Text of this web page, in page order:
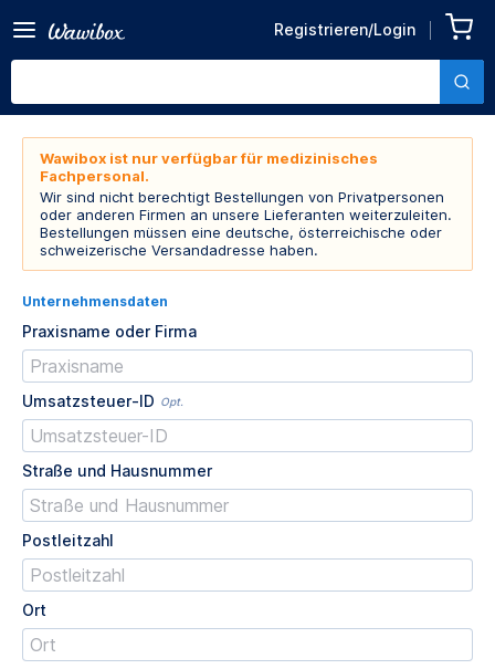
Registrieren/Login
Wawibox ist nur verfügbar für medizinisches
Fachpersonal.
Wir sind nicht berechtigt Bestellungen von Privatpersonen
oder anderen Firmen an unsere Lieferanten weiterzuleiten.
Bestellungen müssen eine deutsche, österreichische oder
schweizerische Versandadresse haben.
Unternehmensdaten
Praxisname oder Firma
Umsatzsteuer-ID Opt.
Straße und Hausnummer
Postleitzahl
Ort